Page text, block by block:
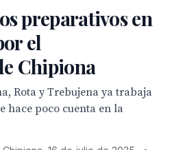
preparativos en
el
Chipiona
Rota y Trebujena ya trabaja
hace poco cuenta en la